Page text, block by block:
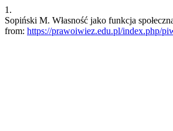
1.
Sopiński M. Własność jako funkcja
from: https://prawoiwiez.edu.pl/index.php/